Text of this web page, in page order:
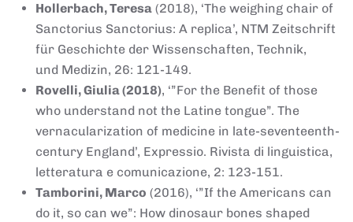
Hollerbach, Teresa (2018), ‘The weighing chair of
Sanctorius Sanctorius: A replica’, NTM Zeitschrift
für Geschichte der Wissenschaften, Technik,
und Medizin, 26: 121-149.
Rovelli, Giulia (2018), ‘”For the Benefit of those
who understand not the Latine tongue”. The
vernacularization of medicine in late-seventeenth-
century England’, Expressio. Rivista di linguistica,
letteratura e comunicazione, 2: 123-151.
Tamborini, Marco (2016), ‘”If the Americans can
do it, so can we”: How dinosaur bones shaped